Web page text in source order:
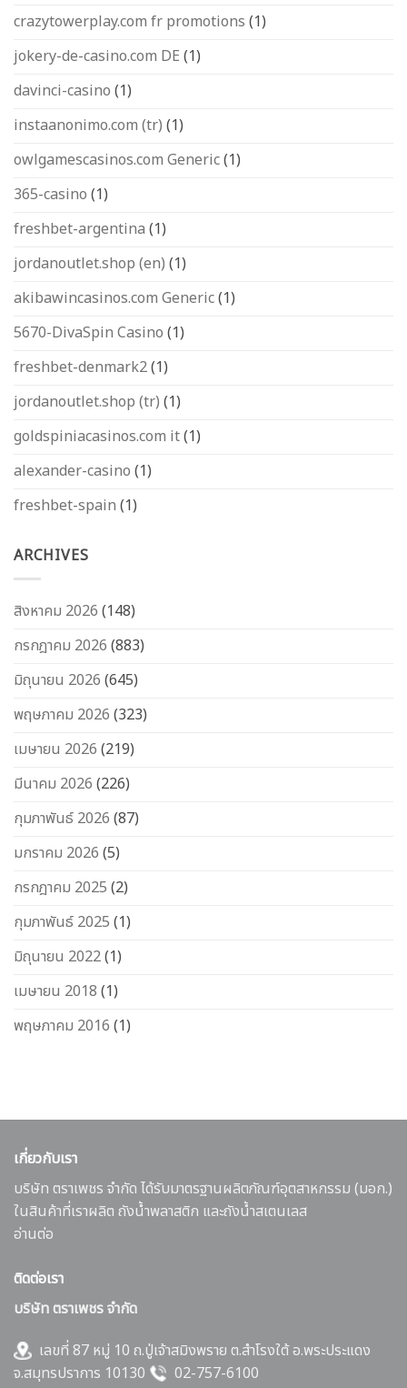
crazytowerplay.com fr promotions (1)
jokery-de-casino.com DE (1)
davinci-casino (1)
instaanonimo.com (tr) (1)
owlgamescasinos.com Generic(1)
365-casino (1)
freshbet-argentina (1)
jordanoutlet.shop (en) (1)
akibawincasinos.com Generic(1)
5670-DivaSpin Casino (1)
freshbet-denmark2(1)
jordanoutlet.shop (tr) (1)
goldspiniacasinos.com it(1)
alexander-casino (1)
freshbet-spain (1)
ARCHIVES
สิงหาคม 2026 (148)
กรกฎาคม 2026 (883)
มิถุนายน 2026 (645)
พฤษภาคม 2026 (323)
เมษายน 2026 (219)
มีนาคม 2026 (226)
กุมภาพันธ์ 2026 (87)
มกราคม 2026 (5)
กรกฎาคม 2025 (2)
กุมภาพันธ์ 2025 (1)
มิถุนายน 2022(1)
เมษายน 2018 (1)
พฤษภาคม 2016 (1)
เกี่ยวกับเรา
บริษัท ตราเพชร จำกัด ได้รับมาตรฐานผลิตภัณฑ์อุตสาหกรรม (มอก.)
ในสินค้าที่เราผลิต ถังน้ำพลาสติก และถังน้ำสเตนเลส
อ่านต่อ
ติดต่อเรา
บริษัท ตราเพชร จำกัด
เลขที่ 87 หมู่ 10 ถ.ปู่เจ้าสมิงพราย ต.สำโรงใต้ อ.พระประแดง
จ.สมุทรปราการ 10130
02-757-6100